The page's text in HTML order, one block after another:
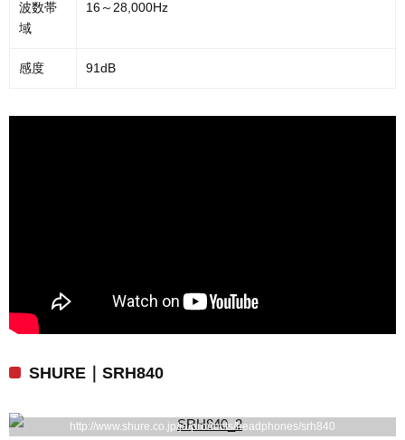
波数帯
域
16～28,000Hz
感度 91dB
SHURE｜SRH840
http://www.shure.co.jp/ja/products/headphones/srh840